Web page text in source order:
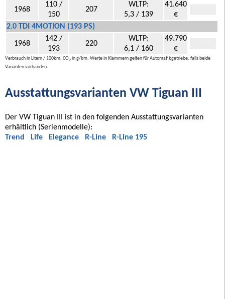
1968
110 /
150
207
WLTP:
5,3 / 139
41.640
€
2.0 TDI 4MOTION (193 PS)
1968
142 /
193
220
WLTP:
6,1 / 160
49.790
€
Verbrauch in Litern / 100km, CO2 in g/km. Werte in Klammern gelten für Automatikgetriebe, falls beide
Varianten vorhanden.
Ausstattungsvarianten VW Tiguan III
Der VW Tiguan III ist in den folgenden Ausstattungsvarianten
erhältlich (Serienmodelle):
Trend
Life Elegance R-Line R-Line 195